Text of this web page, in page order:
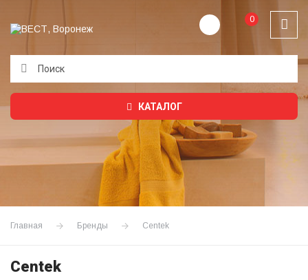
0
КАТАЛОГ
Главная Бренды Centek
Centek